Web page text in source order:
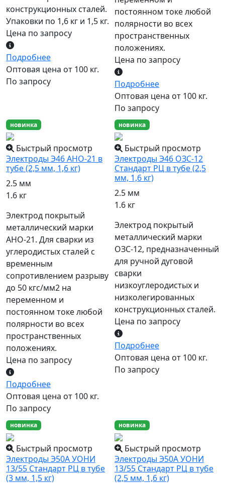
конструкционных сталей.
Упаковки по 1,6 кг и 1,5 кг.
Цена по запросу
Подробнее
Оптовая цена от 100 кг.
По запросу
постоянном токе любой
полярности во всех
пространственных
положениях.
Цена по запросу
Подробнее
Оптовая цена от 100 кг.
По запросу
новинка
Быстрый просмотр
Электроды Э46 АНО-21 в
тубе (2,5 мм, 1,6 кг)
2.5 мм
1.6 кг
Электрод покрытый
металлический марки
АНО-21. Для сварки из
углеродистых сталей с
временным
сопротивлением разрыву
до 50 кгс/мм2 на
переменном и
постоянном токе любой
полярности во всех
пространственных
положениях.
Цена по запросу
Подробнее
Оптовая цена от 100 кг.
По запросу
новинка
Быстрый просмотр
Электроды Э46 ОЗС-12
Стандарт РЦ в тубе (2,5
мм, 1,6 кг)
2.5 мм
1.6 кг
Электрод покрытый
металлический марки
ОЗС-12, предназначенный
для ручной дуговой
сварки
низкоуглеродистых и
низколегированных
конструкционных сталей.
Цена по запросу
Подробнее
Оптовая цена от 100 кг.
По запросу
новинка
Быстрый просмотр
Электроды Э50А УОНИ
13/55 Стандарт РЦ в тубе
(3 мм, 1,5 кг)
новинка
Быстрый просмотр
Электроды Э50А УОНИ
13/55 Стандарт РЦ в тубе
(2,5 мм, 1,6 кг)